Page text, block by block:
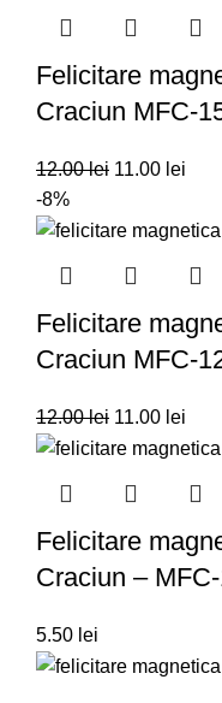
Felicitare
Craciun MFC-
12.00lei 11.00 lei
-8%
Felicitare
Craciun MFC-
12.00lei 11.00 lei
Felicitare
Craciun –
5.50 lei